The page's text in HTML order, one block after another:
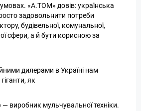
«А.ТОМ» довів: українська
задовольнити потреби
будівельної, комунальної,
сфери, а й бути корисною за
дилерами в Україні нам
як
— виробник мульчувальної техніки.